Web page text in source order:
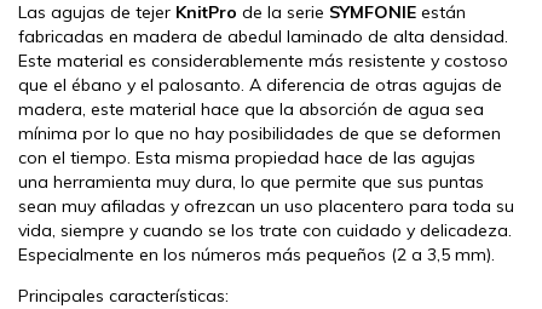
Las agujas de tejer KnitPro de la serie SYMFONIE están
fabricadas en madera de abedul laminado de alta densidad.
Este material es considerablemente más resistente y costoso
que el ébano y el palosanto. A diferencia de otras agujas de
madera, este material hace que la absorción de agua sea
mínima por lo que no hay posibilidades de que se deformen
con el tiempo. Esta misma propiedad hace de las agujas
una herramienta muy dura, lo que permite que sus puntas
sean muy afiladas y ofrezcan un uso placentero para toda su
vida, siempre y cuando se los trate con cuidado y delicadeza.
Especialmente en los números más pequeños (2 a 3,5 mm).
Principales características: